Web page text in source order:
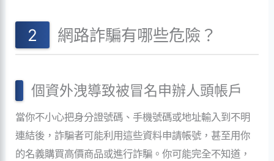
網路詐騙有哪些危險？
個資外洩導致被冒名申辦人頭帳戶
當你不小心把身分證號碼、手機號碼或地址輸入到不明
連結後，詐騙者可能利用這些資料申請帳號，甚至用你
的名義購買高價商品或進行詐騙。你可能完全不知道，